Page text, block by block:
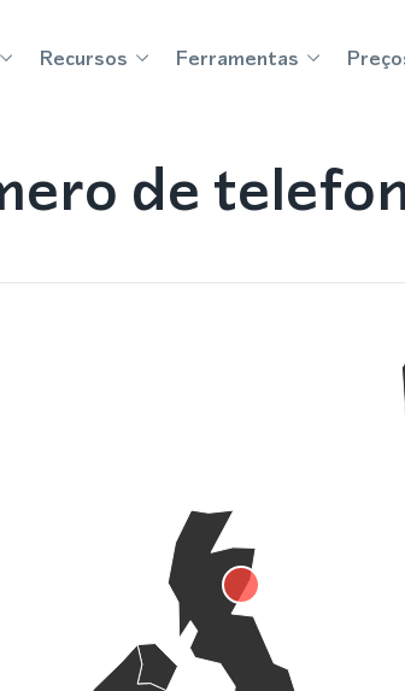
Recursos Ferramentas
de